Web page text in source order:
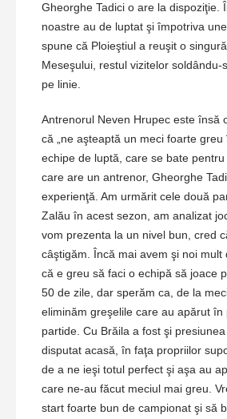
Gheorghe Tadici o are la dispoziţie.
noastre au de luptat şi împotriva
spune că Ploieştiul a reuşit o
Meseşului, restul vizitelor soldându-
pe linie.
Antrenorul Neven Hrupec este însă
că „ne aşteaptă un meci foarte
echipe de luptă, care se bate
care are un antrenor, Gheorghe
experienţă. Am urmărit cele două
Zalău în acest sezon, am analizat
vom prezenta la un nivel bun, cred
câştigăm. Încă mai avem şi noi mult
că e greu să faci o echipă să joace
50 de zile, dar sperăm ca, de la
eliminăm greşelile care au apărut în
partide. Cu Brăila a fost şi
disputat acasă, în faţa propriilor
de a ne ieşi totul perfect şi aşa au
care ne-au făcut meciul mai greu.
start foarte bun de campionat şi să